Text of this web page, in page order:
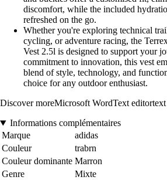
discomfort, while the included
refreshed on the go.
Whether you're exploring technical
cycling, or adventure racing, the
Vest 2.5l is designed to support your
commitment to innovation, this vest
blend of style, technology, and
choice for any outdoor enthusiast.
Discover moreMicrosoft WordText
Informations complémentaires
Marque
adidas
Couleur
trabrn
Couleur dominante Marron
Genre
Mixte